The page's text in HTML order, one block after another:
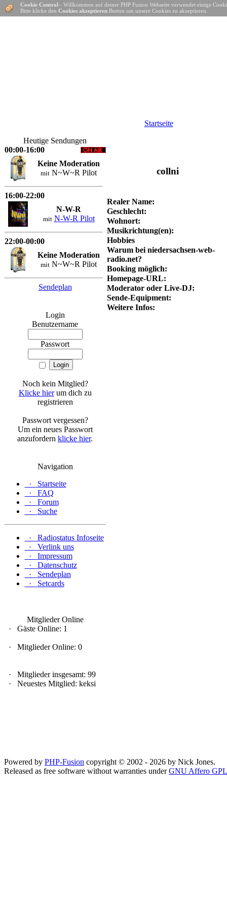
Startseite
Heutige Sendungen
00:00-16:00
Keine Moderation
mit N~W~R Pilot
16:00-22:00
N-W-R
mit N-W-R Pilot
22:00-00:00
Keine Moderation
mit N~W~R Pilot
Sendeplan
Login
Benutzername
Passwort
Noch kein Mitglied?
Klicke hierum dich zu
registrieren
Passwort vergessen?
Um ein neues Passwort
anzufordern klicke hier.
Navigation
·
Startseite
·
FAQ
·
Forum
·
Suche
·
Radiostatus Infoseite
·
Verlink uns
·
Impressum
·
Datenschutz
·
Sendeplan
·
Setcards
Mitglieder Online
·
Gäste Online: 1
· Mitglieder Online: 0
·
Mitglieder insgesamt: 99
·
Neuestes Mitglied: keksi
collni
Realer Name:
Geschlecht:
Wohnort:
Musikrichtung(en):
Hobbies
Warum bei niedersachsen-web-
radio.net?
Booking möglich:
Homepage-URL:
Moderator oder Live-DJ:
Sende-Equipment:
Weitere Infos:
Cookie Control - Willkommen auf deiner PHP Fusion Webseite verwendet einige
Bitte klicke den Cookies akzeptieren Button um unsere Cookies zu akzeptieren.
Powered by PHP-Fusion copyright © 2002 - 2026 by Nick Jones.
Released as free software without warranties underGNU Affero GPL